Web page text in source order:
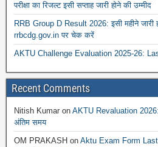
परीक्षा का रिजल्ट इसी सप्ताह जारी होने की उम्मीद
RRB Group D Result 2026: इसी महीने जारी
rrbcdg.gov.in पर चेक करें
AKTU Challenge Evaluation 2025-26:
Recent Comments
Nitish Kumar on AKTU Revaluation
अंतिम समय
OM PRAKASH on Aktu Exam Form